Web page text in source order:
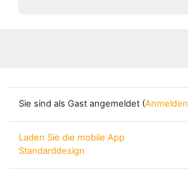
Sie sind als Gast angemeldet (Anmelden
Laden Sie die mobile App
Standarddesign